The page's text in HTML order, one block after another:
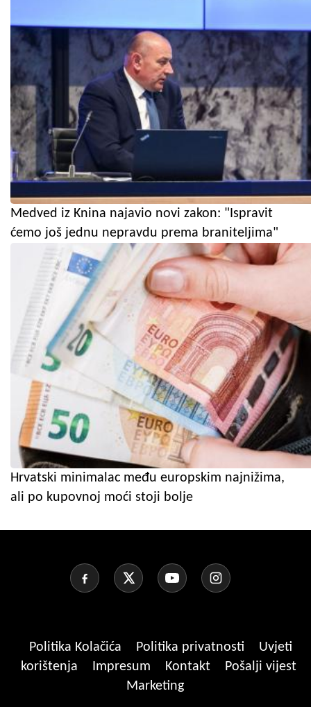
Medved iz Knina najavio novi zakon: "Ispravit
ćemo još jednu nepravdu prema braniteljima"
Hrvatski minimalac među europskim najnižima,
ali po kupovnoj moći stoji bolje
Politika Kolačića Politika privatnosti
Uvjeti
korištenja
Impresum Kontakt
Pošalji vijest
Marketing